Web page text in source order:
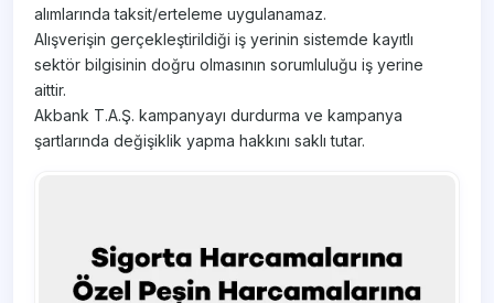
alımlarında taksit/erteleme uygulanamaz.
Alışverişin gerçekleştirildiği iş yerinin sistemde kayıtlı
sektör bilgisinin doğru olmasının sorumluluğu iş yerine
aittir.
Akbank T.A.Ş. kampanyayı durdurma ve kampanya
şartlarında değişiklik yapma hakkını saklı tutar.